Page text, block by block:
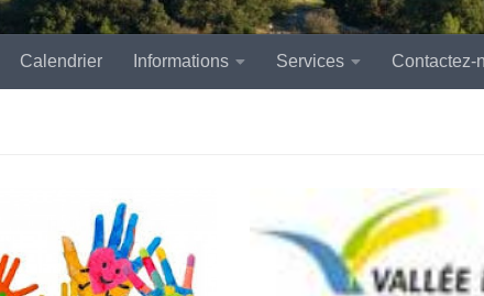
Calendrier Informations Services Contactez-